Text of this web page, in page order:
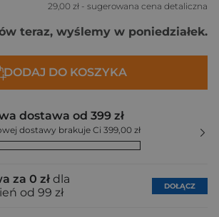
29,00 zł - sugerowana cena detaliczna
teraz, wyślemy w poniedziałek.
DODAJ DO KOSZYKA
dostawa od 399 zł
dostawy brakuje Ci 399,00 zł
za 0 zł dla
od 99 zł
DOŁĄCZ